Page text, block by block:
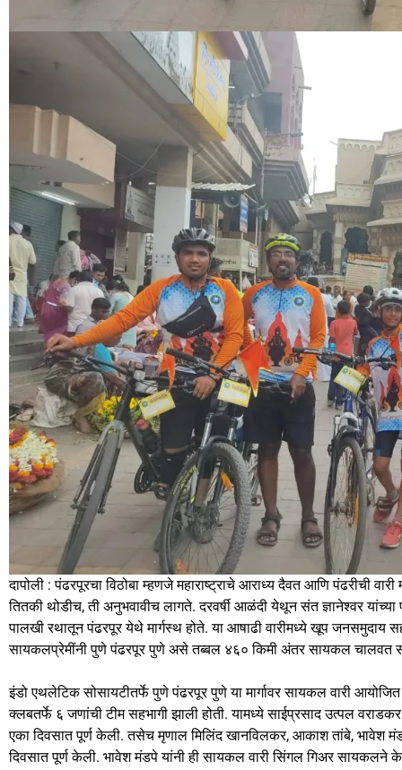
दापोली : पंढरपूरचा विठोबा म्हणजे महाराष्ट्राचे आराध्य दैवत आणि पंढरीची वारी
तितकी थोडीच, ती अनुभवावीच लागते. दरवर्षी आळंदी येथून संत ज्ञानेश्वर
पालखी रथातून पंढरपूर येथे मार्गस्थ होते. या आषाढी वारीमध्ये खूप जनसमुदाय
सायकलप्रेमींनी पुणे पंढरपूर पुणे असे तब्बल ४६० किमी अंतर सायकल चालवत
इंडो एथलेटिक सोसायटीतर्फे पुणे पंढरपूर पुणे या मार्गावर सायकल वारी
क्लबतर्फे ६ जणांची टीम सहभागी झाली होती. यामध्ये साईप्रसाद उत्पल
एका दिवसात पूर्ण केली. तसेच मृणाल मिलिंद खानविलकर, आकाश तांबे, भावेश
दिवसात पूर्ण केली. भावेश मंडपे यांनी ही सायकल वारी सिंगल गिअर सायकलने